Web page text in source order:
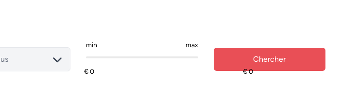
min max
Chercher